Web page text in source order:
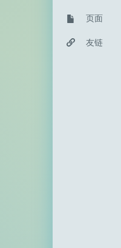
主机教程
建站知识
页面
归档栏
友链